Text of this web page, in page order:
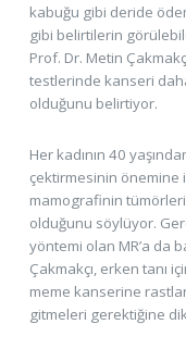
kabuğu gibi deride
gibi belirtilerin
Prof. Dr. Metin
testlerinde kanseri
olduğunu belirtiyor.
Her kadının 40
çektirmesinin önemine
mamografinin tümörleri
olduğunu söylüyor.
yöntemi olan MR’a da
Çakmakçı, erken tanı
meme kanserine
gitmeleri gerektiğine